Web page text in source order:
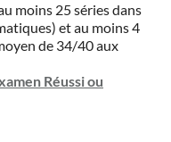
moins 25 séries dans
et au moins 4
de 34/40 aux
Réussi ou